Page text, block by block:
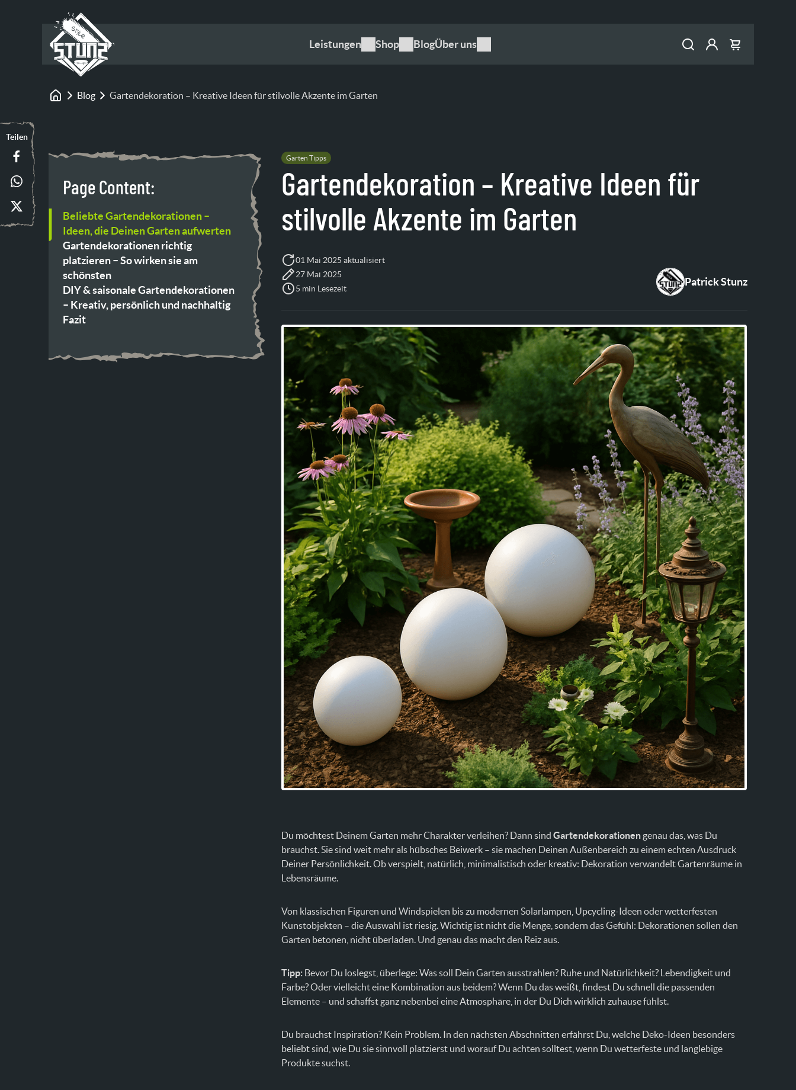
Leistungen Shop BlogÜber uns KontoWarenkorb
Startseite
Blog Gartendekoration – Kreative Ideen für stilvolle Akzente im Garten
Teilen
Garten Tipps
Gartendekoration – Kreative Ideen für
stilvolle Akzente im Garten
01 Mai 2025 aktualisiert
27 Mai 2025
5 min Lesezeit
Patrick Stunz
Page Content:
Beliebte Gartendekorationen –
Ideen, die Deinen Garten aufwerten
Gartendekorationen richtig
platzieren – So wirken sie am
schönsten
DIY & saisonale Gartendekorationen
– Kreativ, persönlich und nachhaltig
Fazit
Du möchtest Deinem Garten mehr Charakter verleihen? Dann sindGartendekorationen genau das, was Du
brauchst. Sie sind weit mehr als hübsches Beiwerk – sie machen Deinen Außenbereich zu einem echten Ausdruck
Deiner Persönlichkeit. Ob verspielt, natürlich, minimalistisch oder kreativ: Dekoration verwandelt Gartenräume in
Lebensräume.
Von klassischen Figuren und Windspielen bis zu modernen Solarlampen, Upcycling-Ideen oder wetterfesten
Kunstobjekten – die Auswahl ist riesig. Wichtig ist nicht die Menge, sondern das Gefühl: Dekorationen sollen den
Garten betonen, nicht überladen. Und genau das macht den Reiz aus.
Tipp: Bevor Du loslegst, überlege: Was soll Dein Garten ausstrahlen? Ruhe und Natürlichkeit? Lebendigkeit und
Farbe? Oder vielleicht eine Kombination aus beidem? Wenn Du das weißt, findest Du schnell die passenden
Elemente – und schaffst ganz nebenbei eine Atmosphäre, in der Du Dich wirklich zuhause fühlst.
Du brauchst Inspiration? Kein Problem. In den nächsten Abschnitten erfährst Du, welche Deko-Ideen besonders
beliebt sind, wie Du sie sinnvoll platzierst und worauf Du achten solltest, wenn Du wetterfeste und langlebige
Produkte suchst.